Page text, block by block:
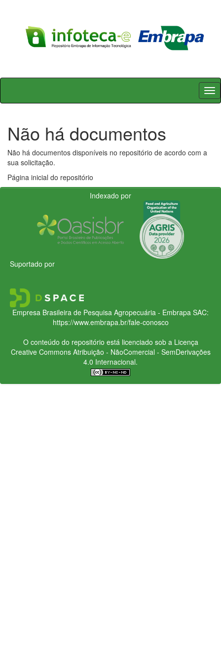
Skip
Não há documentos
Não há documentos disponíveis no repositório de acordo com a
sua solicitação.
Página inicial do repositório
Indexado por
Suportado por
Empresa Brasileira de Pesquisa Agropecuária - Embrapa SAC:
https://www.embrapa.br/fale-conosco
O conteúdo do repositório está licenciado sob a Licença
Creative CommonsAtribuição - NãoComercial - SemDerivações
4.0 Internacional.